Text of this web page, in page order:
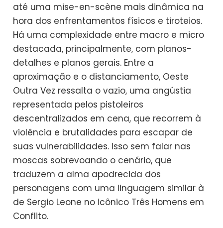
até uma mise-en-scène mais dinâmica na
hora dos enfrentamentos físicos e tiroteios.
Há uma complexidade entre macro e micro
destacada, principalmente, com planos-
detalhes e planos gerais. Entre a
aproximação e o distanciamento, Oeste
Outra Vez ressalta o vazio, uma angústia
representada pelos pistoleiros
descentralizados em cena, que recorrem à
violência e brutalidades para escapar de
suas vulnerabilidades. Isso sem falar nas
moscas sobrevoando o cenário, que
traduzem a alma apodrecida dos
personagens com uma linguagem similar à
de Sergio Leone no icônico Três Homens em
Conflito.